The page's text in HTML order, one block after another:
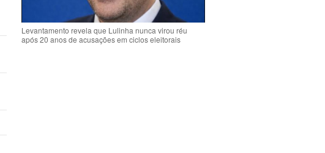
Levantamento revela que Lulinha nunca virou réu
após 20 anos de acusações em ciclos eleitorais